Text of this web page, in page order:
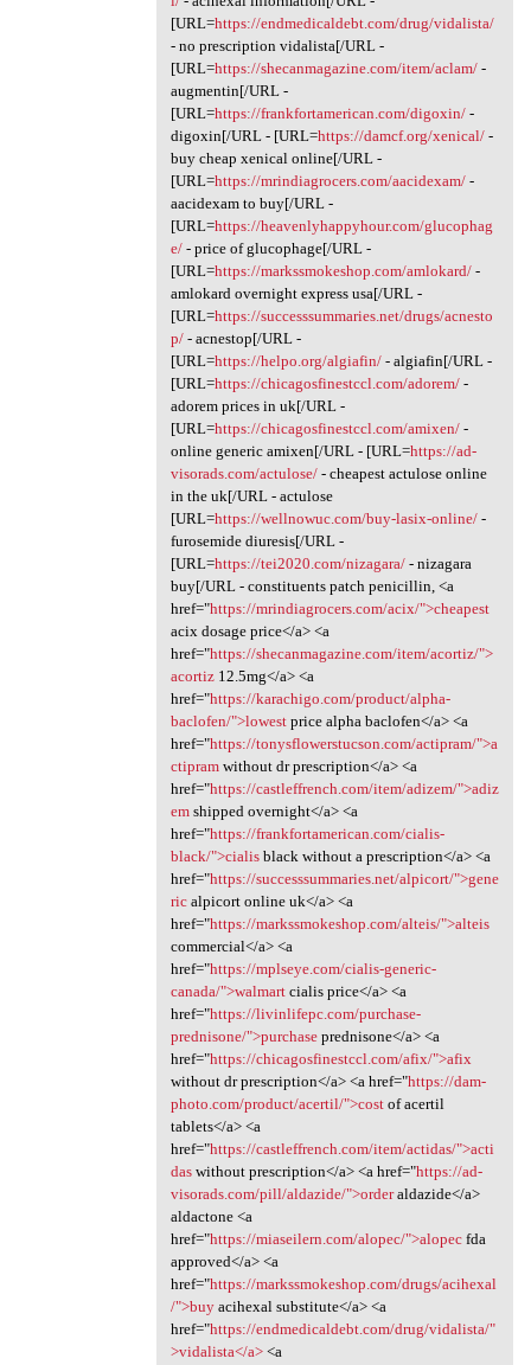
[URL=https://endmedicaldebt.com/drug/vidalista/
- no prescription vidalista[/URL -
[URL=https://shecanmagazine.com/item/aclam/-
augmentin[/URL -
[URL=https://frankfortamerican.com/digoxin/-
digoxin[/URL - [URL=https://damcf.org/xenical/-
buy cheap xenical online[/URL -
[URL=https://mrindiagrocers.com/aacidexam/-
aacidexam to buy[/URL -
[URL=https://heavenlyhappyhour.com/glucophag
e/- price of glucophage[/URL -
[URL=https://markssmokeshop.com/amlokard/-
amlokard overnight express usa[/URL -
[URL=https://successsummaries.net/drugs/acnesto
p/- acnestop[/URL -
[URL=https://helpo.org/algiafin/- algiafin[/URL -
[URL=https://chicagosfinestccl.com/adorem/-
adorem prices in uk[/URL -
[URL=https://chicagosfinestccl.com/amixen/-
online generic amixen[/URL - [URL=https://ad-
visorads.com/actulose/- cheapest actulose online
in the uk[/URL - actulose
[URL=https://wellnowuc.com/buy-lasix-online/-
furosemide diuresis[/URL -
[URL=https://tei2020.com/nizagara/- nizagara
buy[/URL - constituents patch penicillin, <a
href="https://mrindiagrocers.com/acix/">cheapest
acix dosage price</a> <a
href="https://shecanmagazine.com/item/acortiz/">
acortiz12.5mg</a> <a
href="https://karachigo.com/product/alpha-
baclofen/">lowestprice alpha baclofen</a> <a
href="https://tonysflowerstucson.com/actipram/">a
ctipramwithout dr prescription</a> <a
href="https://castleffrench.com/item/adizem/">adiz
emshipped overnight</a> <a
href="https://frankfortamerican.com/cialis-
black/">cialisblack without a prescription</a> <a
href="https://successsummaries.net/alpicort/">gene
ricalpicort online uk</a> <a
href="https://markssmokeshop.com/alteis/">alteis
commercial</a> <a
href="https://mplseye.com/cialis-generic-
canada/">walmartcialis price</a> <a
href="https://livinlifepc.com/purchase-
prednisone/">purchaseprednisone</a> <a
href="https://chicagosfinestccl.com/afix/">afix
without dr prescription</a> <a href="https://dam-
photo.com/product/acertil/">costof acertil
tablets</a> <a
href="https://castleffrench.com/item/actidas/">acti
daswithout prescription</a> <a href="https://ad-
visorads.com/pill/aldazide/">orderaldazide</a>
aldactone <a
href="https://miaseilern.com/alopec/">alopecfda
approved</a> <a
href="https://markssmokeshop.com/drugs/acihexal
/">buyacihexal substitute</a> <a
href="https://endmedicaldebt.com/drug/vidalista/"
>vidalista</a><a